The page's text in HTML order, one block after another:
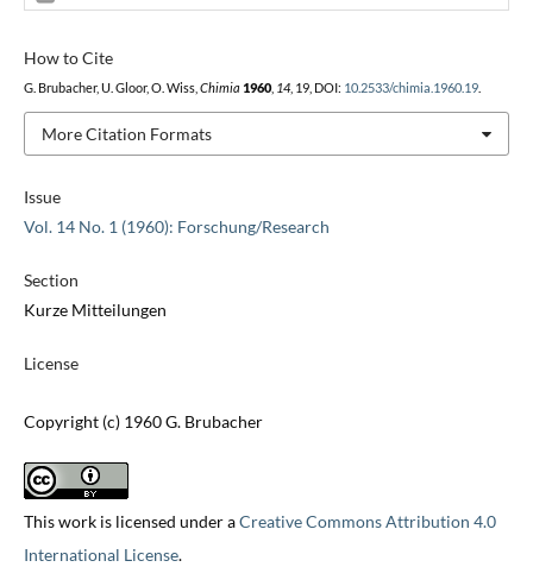
Issue
Vol. 14 No. 1 (1960): Forschung/Research
Section
Kurze Mitteilungen
License
Copyright (c) 1960 G. Brubacher
This work is licensed under aCreative Commons Attribution 4.0
International License.
How to Cite
G. Brubacher, U. Gloor, O. Wiss, Chimia 1960, 14, 19, DOI: 10.2533/chimia.1960.19.
More Citation Formats